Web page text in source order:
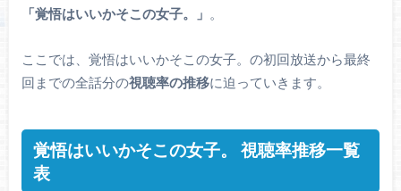
「覚悟はいいかそこの女子。」 。
ここでは、覚悟はいいかそこの女子。の初回放送から最終
回までの全話分の視聴率の推移に迫っていきます。
覚悟はいいかそこの女子。 視聴率推移一覧
表